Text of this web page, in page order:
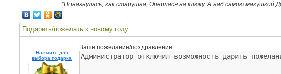
"Понагнулась, как старушка, Оперлася на клюку, А над самою
Подарить/пожелать к новому году
Нажмите для
выбора подарка
Ваше пожелание/поздравление: